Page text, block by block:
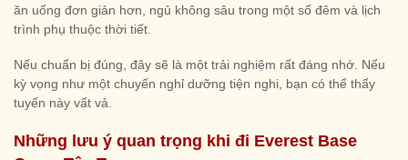
ăn uống đơn giản hơn, ngủ không sâu trong một số đêm và lịch
trình phụ thuộc thời tiết.
Nếu chuẩn bị đúng, đây sẽ là một trải nghiệm rất đáng nhớ. Nếu
kỳ vọng như một chuyến nghỉ dưỡng tiện nghi, bạn có thể thấy
tuyến này vất vả.
Những lưu ý quan trọng khi đi Everest Base